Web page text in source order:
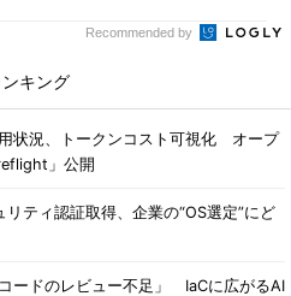
Recommended by
キング
状況、トークンコスト可視化 オープ
」公開
リティ認証取得、企業の“OS選定”にど
ードのレビュー不足」 IaCに広がるAI